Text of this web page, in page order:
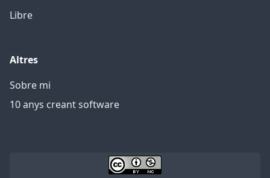
Libre
Altres
Sobre mi
10 anys creant software